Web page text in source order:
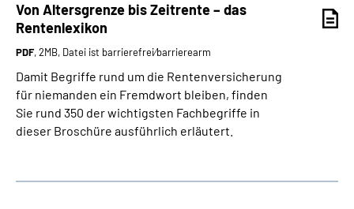
Von Altersgrenze bis Zeitrente – das
Rentenlexikon
PDF, 2MB, Datei ist barrierefrei⁄barrierearm
Damit Begriffe rund um die Rentenversicherung
für niemanden ein Fremdwort bleiben, finden
Sie rund 350 der wichtigsten Fachbegriffe in
dieser Broschüre ausführlich erläutert.